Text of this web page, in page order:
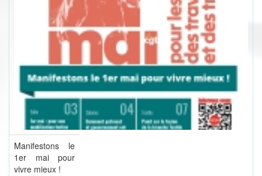
Manifestons le
1er mai pour
vivre mieux !